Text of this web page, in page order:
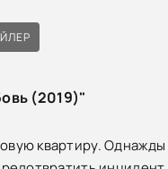
(2019)"
квартиру.